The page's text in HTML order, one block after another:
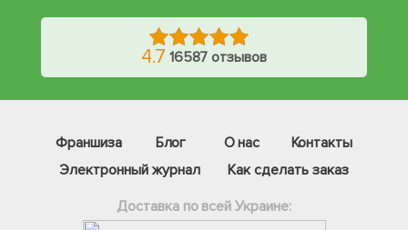
4.7 16587 отзывов
Франшиза Блог О нас
Контакты
Электронный журнал
Как сделать заказ
Доставка по всей Украине: